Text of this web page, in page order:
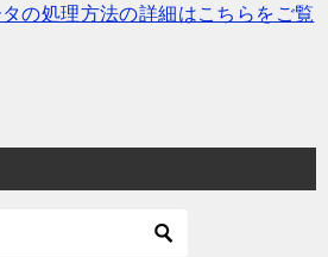
の処理方法の詳細はこちらをご覧